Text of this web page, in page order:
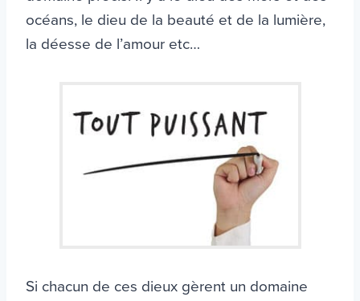
océans, le dieu de la beauté et de la lumière,
la déesse de l’amour etc…
Si chacun de ces dieux gèrent un domaine